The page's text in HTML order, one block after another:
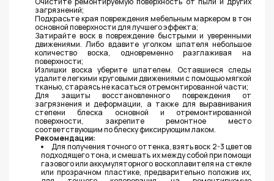
загрязнений;
Подкрасьте края повреждения мебельным маркером в тон
основной поверхности для лучшего эффекта;
Затирайте воск в повреждение быстрыми и уверенными
движениями. Либо вдавите уголком шпателя небольшое
количество воска, одновременно разглаживая на
поверхности;
Излишки воска уберите шпателем. Оставшиеся следы
удалите легкими круговыми движениями с помощью мягкой
тканью, стараясь не касаться отремонтированной части;
Для защиты восстановленного повреждения от
загрязнения и деформации, а также для выравнивания
степени блеска основной и отремонтированной
поверхности, закрепите ремонтное место
соответствующим по блеску фиксирующим лаком.
Рекомендации:
Для получения точного оттенка, взять воск 2-3 цветов
подходящего тона, и смешать их между собой при помощи
газового или аккумуляторного воскоплавителя на стекле
или прозрачном пластике, предварительно положив их,